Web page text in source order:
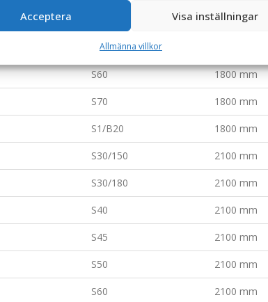
Acceptera Visa inställningar
Allmänna villkor
1800 mm
S50
S60 1800 mm
S70 1800 mm
S1/B20 1800 mm
S30/150 2100 mm
S30/180 2100 mm
S40 2100 mm
S45 2100 mm
S50 2100 mm
S60 2100 mm